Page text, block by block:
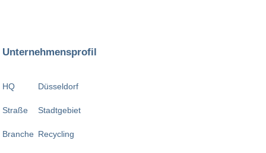
Unternehmensprofil
HQ
Straße
Branche
Düsseldorf
Stadtgebiet
Recycling